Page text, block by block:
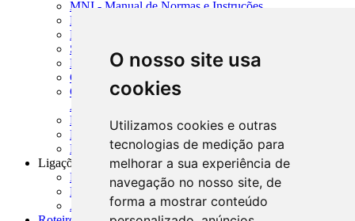
O nosso site usa
cookies
Utilizamos cookies e outras
tecnologias de medição para
melhorar a sua experiência de
navegação no nosso site, de
forma a mostrar conteúdo
MNI - Manual de Normas e Instruções
MTVM - Manual de Títulos e Valores Mobiliários
MCR - Manual de Crédito Rural
SISORF - Manual de Organização do SFN
MASUP - Manual de Supervisão Bancária
CADOC - Catálogo de Documentos
CNAE-CONCLA - Classificação Nacional de
Atividades Econômicas
PMF - Cartilhas do BCB
Manuais Auxiliares do BCB e Cosif-e
Resenhas Diárias Governamentais
Ligações Externas
Links Úteis
Presidência da República
Agências Nacionais Reguladoras